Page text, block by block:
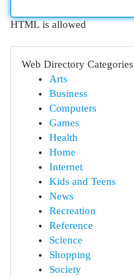
HTML is allowed
Web Directory Categories
Arts
Business
Computers
Games
Health
Home
Internet
Kids and Teens
News
Recreation
Reference
Science
Shopping
Society